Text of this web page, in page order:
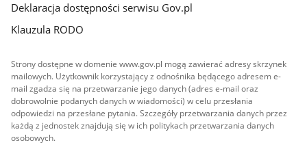
Deklaracja dostępności serwisu Gov.pl
Klauzula RODO
Strony dostępne w domenie www.gov.pl mogą zawierać adresy skrzynek
mailowych. Użytkownik korzystający z odnośnika będącego adresem e-
mail zgadza się na przetwarzanie jego danych (adres e-mail oraz
dobrowolnie podanych danych w wiadomości) w celu przesłania
odpowiedzi na przesłane pytania. Szczegóły przetwarzania danych przez
każdą z jednostek znajdują się w ich politykach przetwarzania danych
osobowych.